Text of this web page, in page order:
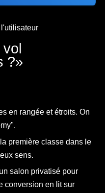
?
en rangée et étroits. On
première classe dans le
sens.
salon privatisé pour
conversion en lit sur